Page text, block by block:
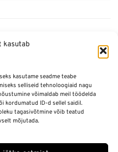
kasutab
kasutame seadme teabe
selliseid tehnoloogiaid nagu
võimaldab meil töödelda
kordumatud ID-d sellel saidil.
tagasivõtmine võib teatud
mõjutada.